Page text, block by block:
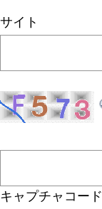
サイト
キャプチャコード